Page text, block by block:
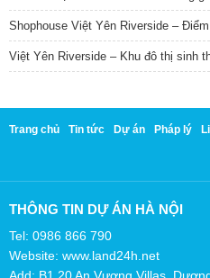
Shophouse Việt Yên Riverside –
Việt Yên Riverside – Khu đô thị sinh
Trang chủ Tin tức Dự án Pháp lý
THÔNG TIN DỰ ÁN HÀ NỘI
Tel: 0986 866 790
Website: www.land24h.net